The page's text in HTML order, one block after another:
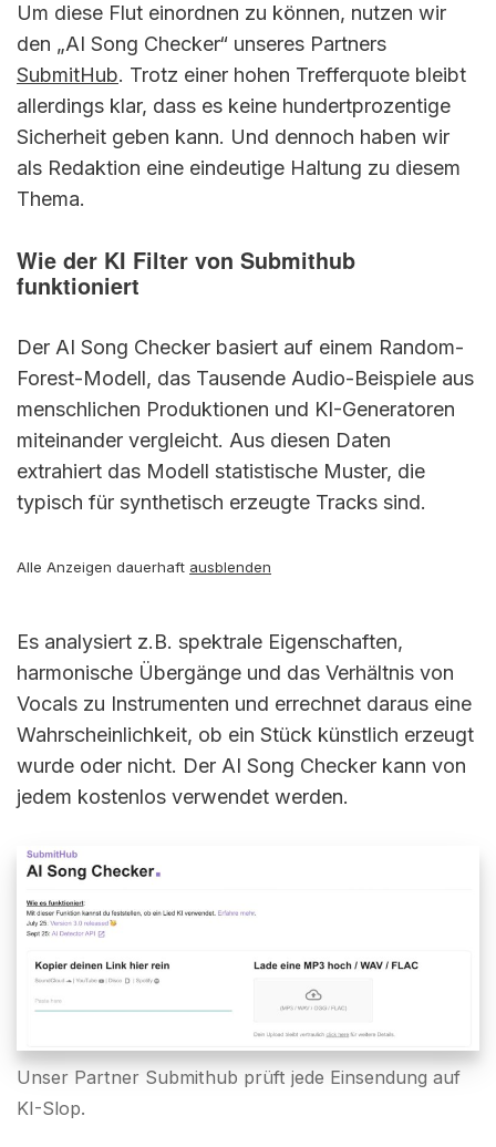
Um diese Flut einordnen zu können, nutzen wir
den „AI Song Checker“ unseres Partners
SubmitHub. Trotz einer hohen Trefferquote bleibt
allerdings klar, dass es keine hundertprozentige
Sicherheit geben kann. Und dennoch haben wir
als Redaktion eine eindeutige Haltung zu diesem
Thema.
Wie der KI Filter von Submithub
funktioniert
Der AI Song Checker basiert auf einem Random-
Forest-Modell, das Tausende Audio-Beispiele aus
menschlichen Produktionen und KI-Generatoren
miteinander vergleicht. Aus diesen Daten
extrahiert das Modell statistische Muster, die
typisch für synthetisch erzeugte Tracks sind.
Alle Anzeigen dauerhaft ausblenden
Es analysiert z.B. spektrale Eigenschaften,
harmonische Übergänge und das Verhältnis von
Vocals zu Instrumenten und errechnet daraus eine
Wahrscheinlichkeit, ob ein Stück künstlich erzeugt
wurde oder nicht. Der AI Song Checker kann von
jedem kostenlos verwendet werden.
Unser Partner Submithub prüft jede Einsendung auf
KI-Slop.